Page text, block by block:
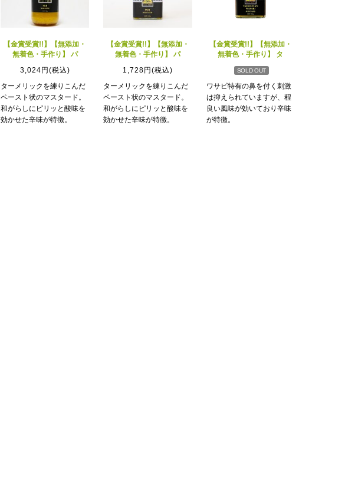
【金賞受賞!!】【無添加・
無着色・手作り】 パ
3,024円(税込)
ターメリックを練りこんだ
ペースト状のマスタード。
和がらしにピリッと酸味を
効かせた辛味が特徴。
【金賞受賞!!】【無添加・
無着色・手作り】 パ
1,728円(税込)
ターメリックを練りこんだ
ペースト状のマスタード。
和がらしにピリッと酸味を
効かせた辛味が特徴。
【金賞受賞!!】【無添加・
無着色・手作り】 タ
SOLD OUT
ワサビ特有の鼻を付く刺激
は抑えられていますが、程
良い風味が効いており辛味
が特徴。